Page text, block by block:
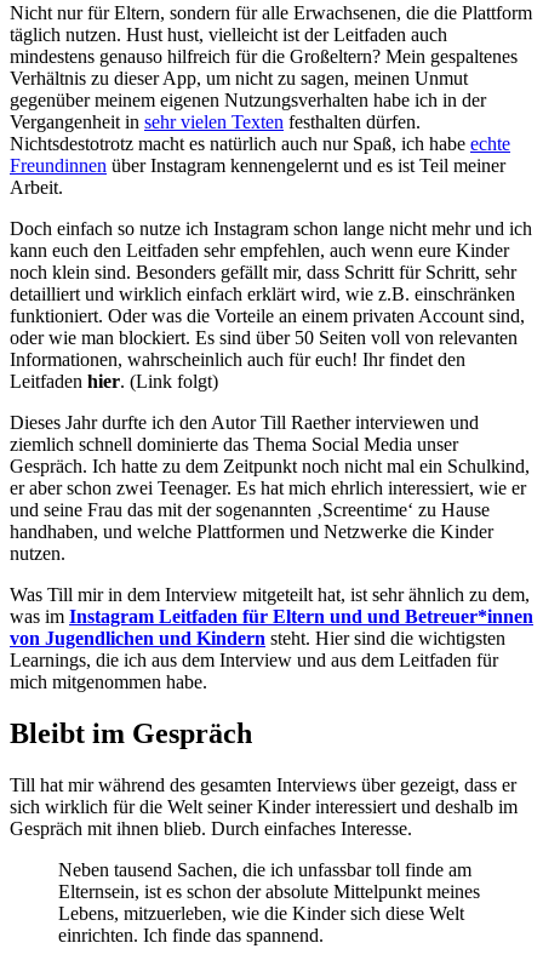
Nicht nur für Eltern, sondern für alle Erwachsenen, die die Plattform
täglich nutzen. Hust hust, vielleicht ist der Leitfaden auch
mindestens genauso hilfreich für die Großeltern? Mein gespaltenes
Verhältnis zu dieser App, um nicht zu sagen, meinen Unmut
gegenüber meinem eigenen Nutzungsverhalten habe ich in der
Vergangenheit in sehr vielen Texten festhalten dürfen.
Nichtsdestotrotz macht es natürlich auch nur Spaß, ich habe echte
Freundinnen über Instagram kennengelernt und es ist Teil meiner
Arbeit.
Doch einfach so nutze ich Instagram schon lange nicht mehr und ich
kann euch den Leitfaden sehr empfehlen, auch wenn eure Kinder
noch klein sind. Besonders gefällt mir, dass Schritt für Schritt, sehr
detailliert und wirklich einfach erklärt wird, wie z.B. einschränken
funktioniert. Oder was die Vorteile an einem privaten Account sind,
oder wie man blockiert. Es sind über 50 Seiten voll von relevanten
Informationen, wahrscheinlich auch für euch! Ihr findet den
Leitfaden hier. (Link folgt)
Dieses Jahr durfte ich den Autor Till Raether interviewen und
ziemlich schnell dominierte das Thema Social Media unser
Gespräch. Ich hatte zu dem Zeitpunkt noch nicht mal ein Schulkind,
er aber schon zwei Teenager. Es hat mich ehrlich interessiert, wie er
und seine Frau das mit der sogenannten ‚Screentime‘ zu Hause
handhaben, und welche Plattformen und Netzwerke die Kinder
nutzen.
Was Till mir in dem Interview mitgeteilt hat, ist sehr ähnlich zu dem,
was im Instagram Leitfaden für Eltern und und Betreuer*innen
von Jugendlichen und Kindern steht. Hier sind die wichtigsten
Learnings, die ich aus dem Interview und aus dem Leitfaden für
mich mitgenommen habe.
Bleibt im Gespräch
Till hat mir während des gesamten Interviews über gezeigt, dass er
sich wirklich für die Welt seiner Kinder interessiert und deshalb im
Gespräch mit ihnen blieb. Durch einfaches Interesse.
Neben tausend Sachen, die ich unfassbar toll finde am
Elternsein, ist es schon der absolute Mittelpunkt meines
Lebens, mitzuerleben, wie die Kinder sich diese Welt
einrichten. Ich finde das spannend.